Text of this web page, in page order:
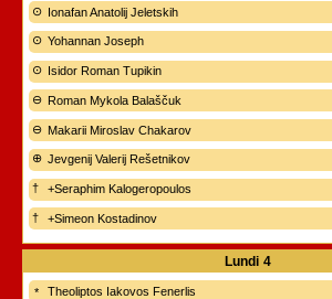
Ionafan Anatolij Jeletskih
Yohannan Joseph
Isidor Roman Tupikin
Roman Mykola Balaščuk
Makarii Miroslav Chakarov
Jevgenij Valerij Rešetnikov
+Seraphim Kalogeropoulos
+Simeon Kostadinov
Lundi 4
Theoliptos Iakovos Fenerlis